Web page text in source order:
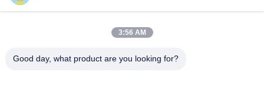
VERBINDUNG
3:56 AM
Good day, what product are you looking for?